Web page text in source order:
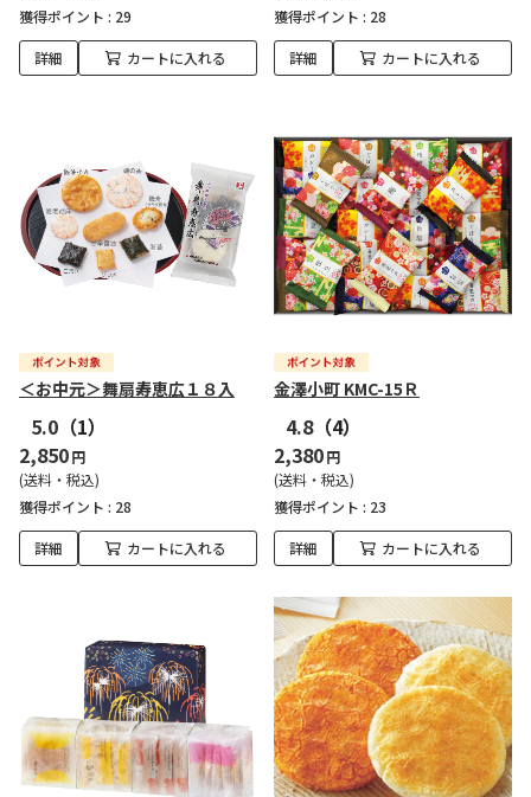
獲得ポイント : 29
詳細 カートに入れる
獲得ポイント : 28
詳細 カートに入れる
＜お中元＞舞扇寿恵広１８入
5.0 （1）
2,850円
(送料・税込)
獲得ポイント : 28
詳細 カートに入れる
金澤小町 KMC-15Ｒ
4.8（4）
2,380円
(送料・税込)
獲得ポイント : 23
詳細 カートに入れる